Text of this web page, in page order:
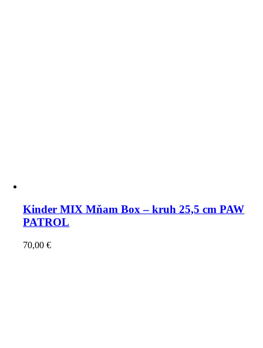
Kinder MIX Mňam Box – kruh 25,5 cm PAW
PATROL
70,00€